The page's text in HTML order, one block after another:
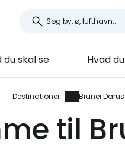
du skal se Hvad
Destinationer Brunei
til